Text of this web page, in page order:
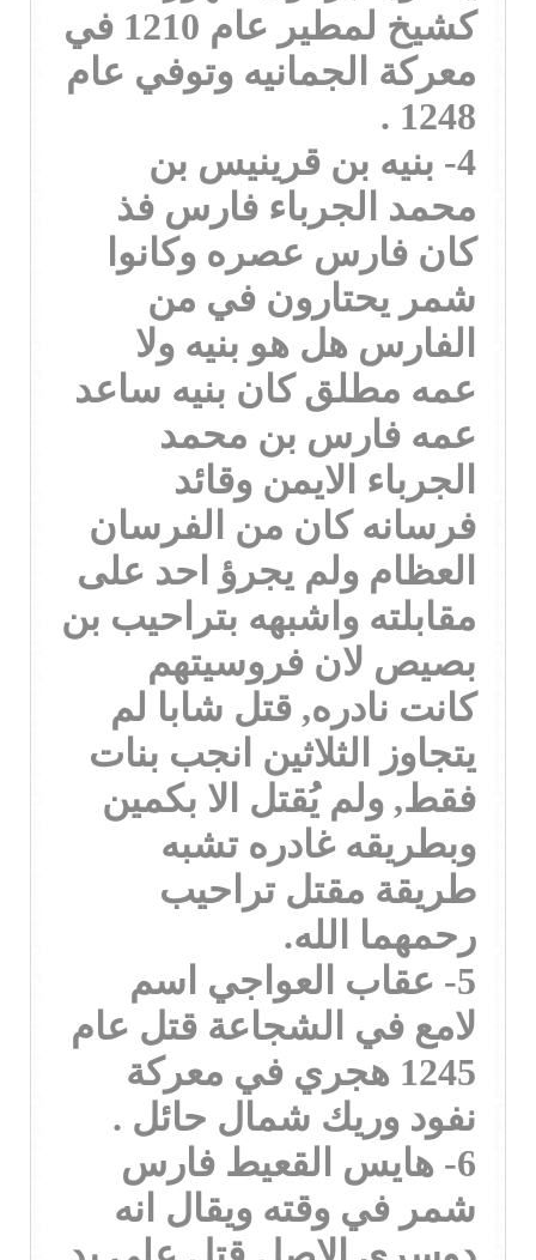
كشيخ لمطير عام 1210 في
معركة الجمانيه وتوفي عام
1248 .
4- بنيه بن قرينيس بن
محمد الجرباء فارس فذ
كان فارس عصره وكانوا
شمر يحتارون في من
الفارس هل هو بنيه ولا
عمه مطلق كان بنيه ساعد
عمه فارس بن محمد
الجرباء الايمن وقائد
فرسانه كان من الفرسان
العظام ولم يجرؤ احد على
مقابلته واشبهه بتراحيب بن
بصيص لان فروسيتهم
كانت نادره, قتل شابا لم
يتجاوز الثلاثين انجب بنات
فقط, ولم يُقتل الا بكمين
وبطريقه غادره تشبه
طريقة مقتل تراحيب
رحمهما الله.
5- عقاب العواجي اسم
لامع في الشجاعة قتل عام
1245 هجري في معركة
نفود وريك شمال حائل .
6- هايس القعيط فارس
شمر في وقته ويقال انه